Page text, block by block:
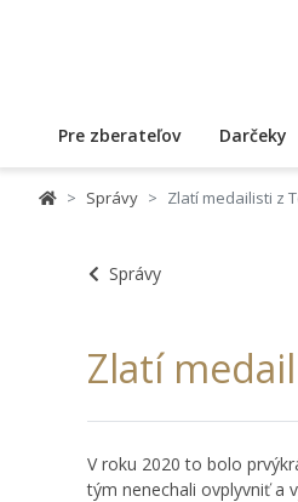
Pre zberateľov Darčeky
Správy Zlatí medailisti z
Správy
Zlatí
V roku 2020 to bolo
tým nenechali ovplyvniť a